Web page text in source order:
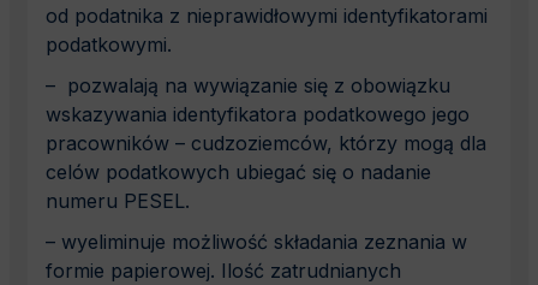
od podatnika z nieprawidłowymi identyfikatorami
podatkowymi.
– pozwalają na wywiązanie się z obowiązku
wskazywania identyfikatora podatkowego jego
pracowników – cudzoziemców, którzy mogą dla
celów podatkowych ubiegać się o nadanie
numeru PESEL.
– wyeliminuje możliwość składania zeznania w
formie papierowej. Ilość zatrudnianych